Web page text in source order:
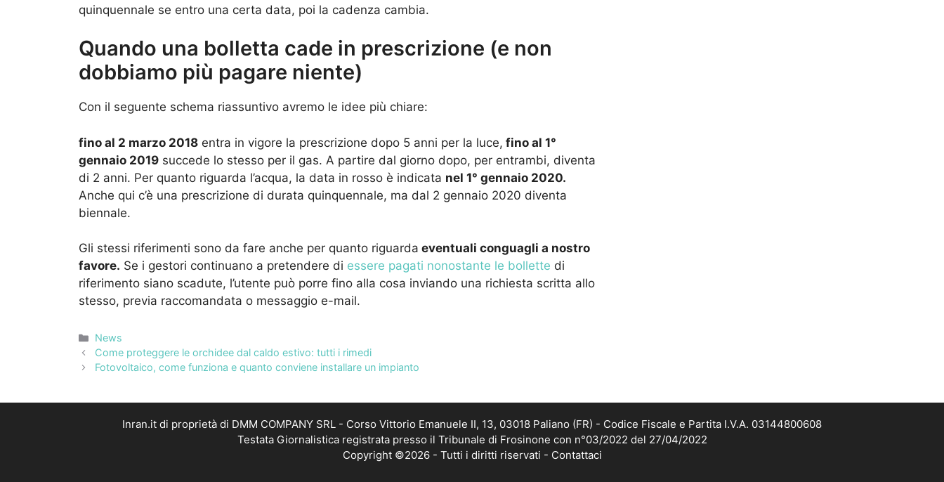
quinquennale se entro una certa data, poi la cadenza cambia.
Quando una bolletta cade in prescrizione (e non
dobbiamo più pagare niente)
Con il seguente schema riassuntivo avremo le idee più chiare:
fino al 2 marzo 2018 entra in vigore la prescrizione dopo 5 anni per la luce, fino al 1°
gennaio 2019 succede lo stesso per il gas. A partire dal giorno dopo, per entrambi, diventa
di 2 anni. Per quanto riguarda l’acqua, la data in rosso è indicata nel 1° gennaio 2020.
Anche qui c’è una prescrizione di durata quinquennale, ma dal 2 gennaio 2020 diventa
biennale.
Gli stessi riferimenti sono da fare anche per quanto riguarda eventuali conguagli a nostro
favore. Se i gestori continuano a pretendere di essere pagati nonostante le bollette di
riferimento siano scadute, l’utente può porre fino alla cosa inviando una richiesta scritta allo
stesso, previa raccomandata o messaggio e-mail.
Categorie
News
Come proteggere le orchidee dal caldo estivo: tutti i rimedi
Fotovoltaico, come funziona e quanto conviene installare un impianto
Inran.it di proprietà di DMM COMPANY SRL - Corso Vittorio Emanuele II, 13, 03018 Paliano (FR) - Codice Fiscale e Partita I.V.A. 03144800608
Testata Giornalistica registrata presso il Tribunale di Frosinone con n°03/2022 del 27/04/2022
Copyright ©2026 - Tutti i diritti riservati - Contattaci